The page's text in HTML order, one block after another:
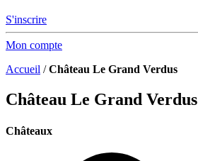
S'inscrire
Mon compte
Accueil /Château Le Grand Verdus
Château Le Grand Verdus
Châteaux